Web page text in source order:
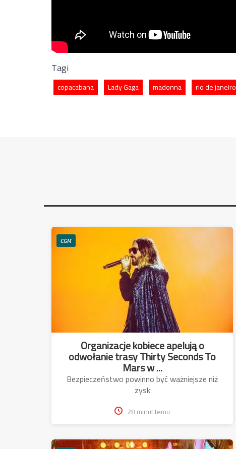
Tagi
copacabana Lady Gaga madonna rio de janeiro
CGM
Organizacje kobiece apelują o
odwołanie trasy Thirty Seconds To
Mars w ...
Bezpieczeństwo powinno być ważniejsze niż
zysk
28 minut temu